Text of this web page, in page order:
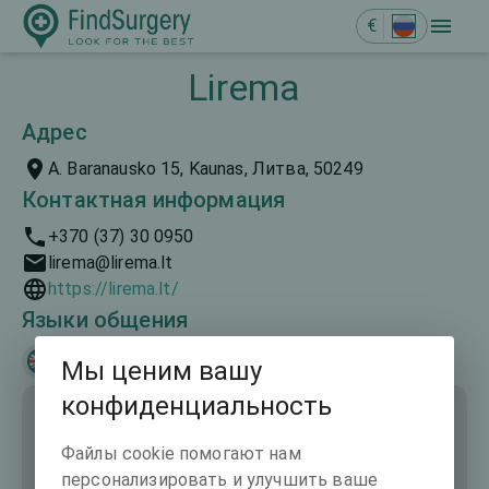
€
Lirema
Адрес
A. Baranausko 15, Kaunas, Литва, 50249
Контактная информация
+370 (37) 30 0950
lirema@lirema.lt
https://lirema.lt/
Языки общения
English
Мы ценим вашу
конфиденциальность
Файлы cookie помогают нам
персонализировать и улучшить ваше